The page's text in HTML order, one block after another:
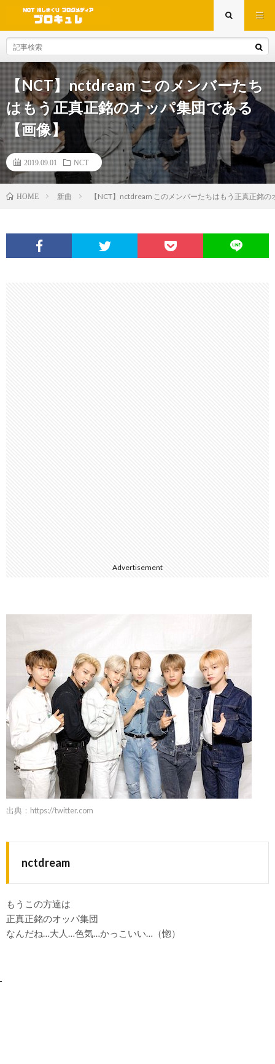
【NCT】nctdream このメンバーたち
はもう正真正銘のオッパ集団である
【画像】
2019.09.01 NCT
HOME 新曲 【NCT】nctdream このメンバーたちはもう正真正銘
Advertisement
出典： https://twitter.com
nctdream
もうこの方達は
正真正銘のオッパ集団
なんだね…大人…色気…かっこいい…（惚）